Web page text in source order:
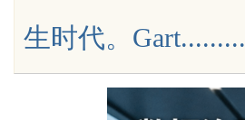
生时代。Gart.........